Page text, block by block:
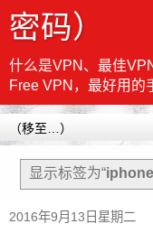
密码）
什么是VPN、最佳
Free VPN，最好用的
显示标签为“
2016年9月13日星期二